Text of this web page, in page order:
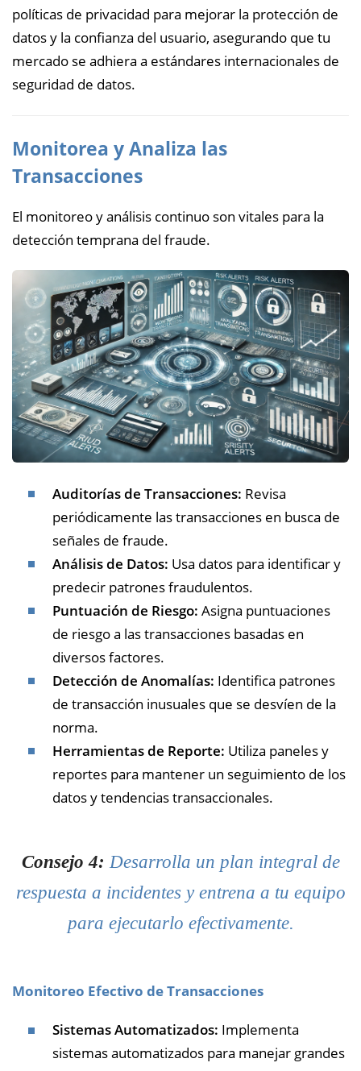
políticas de privacidad para mejorar la protección de
datos y la confianza del usuario, asegurando que tu
mercado se adhiera a estándares internacionales de
seguridad de datos.
Monitorea y Analiza las
Transacciones
El monitoreo y análisis continuo son vitales para la
detección temprana del fraude.
Auditorías de Transacciones: Revisa
periódicamente las transacciones en busca de
señales de fraude.
Análisis de Datos: Usa datos para identificar y
predecir patrones fraudulentos.
Puntuación de Riesgo: Asigna puntuaciones
de riesgo a las transacciones basadas en
diversos factores.
Detección de Anomalías: Identifica patrones
de transacción inusuales que se desvíen de la
norma.
Herramientas de Reporte: Utiliza paneles y
reportes para mantener un seguimiento de los
datos y tendencias transaccionales.
Consejo 4: Desarrolla un plan integral de
respuesta a incidentes y entrena a tu equipo
para ejecutarlo efectivamente.
Monitoreo Efectivo de Transacciones
Sistemas Automatizados: Implementa
sistemas automatizados para manejar grandes